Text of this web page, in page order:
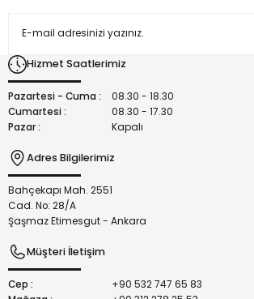
Ürün açıklamasında eksik bilgiler bulunuyor.
Bu ürüne benzer farklı alternatifler olmalı.
Hizmet Saatlerimiz
Pazartesi - Cuma :
08.30 - 18.30
Cumartesi :
08.30 - 17.30
Pazar :
Kapalı
Adres Bilgilerimiz
Bahçekapı Mah. 2551
Cad. No: 28/A
Şaşmaz Etimesgut - Ankara
Müşteri İletişim
Cep :
+90 532 747 65 83